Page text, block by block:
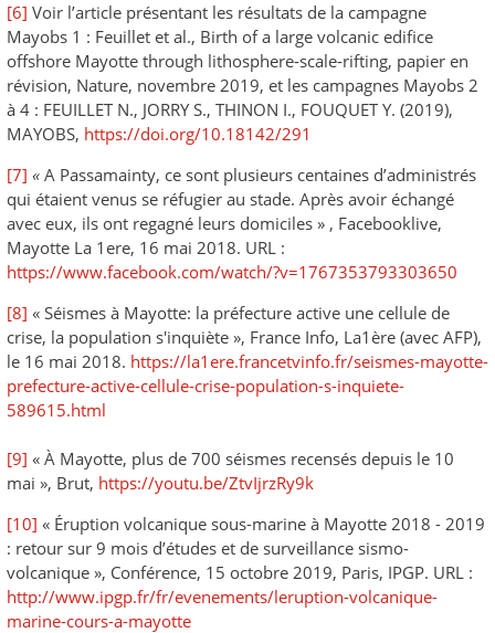
[6] Voir l’article présentant les résultats de la campagne
Mayobs 1 : Feuillet et al., Birth of a large volcanic edifice
offshore Mayotte through lithosphere-scale-rifting, papier en
révision, Nature, novembre 2019, et les campagnes Mayobs 2
à 4 : FEUILLET N., JORRY S., THINON I., FOUQUET Y. (2019),
MAYOBS, https://doi.org/10.18142/291
[7] « A Passamainty, ce sont plusieurs centaines d’administrés
qui étaient venus se réfugier au stade. Après avoir échangé
avec eux, ils ont regagné leurs domiciles » , Facebooklive,
Mayotte La 1ere, 16 mai 2018. URL :
https://www.facebook.com/watch/?v=1767353793303650
[8] « Séismes à Mayotte: la préfecture active une cellule de
crise, la population s'inquiète », France Info, La1ère (avec AFP),
le 16 mai 2018. https://la1ere.francetvinfo.fr/seismes-mayotte-
prefecture-active-cellule-crise-population-s-inquiete-
589615.html
[9] « À Mayotte, plus de 700 séismes recensés depuis le 10
mai », Brut, https://youtu.be/ZtvIjrzRy9k
[10] « Éruption volcanique sous-marine à Mayotte 2018 - 2019
: retour sur 9 mois d’études et de surveillance sismo-
volcanique », Conférence, 15 octobre 2019, Paris, IPGP. URL :
http://www.ipgp.fr/fr/evenements/leruption-volcanique-
marine-cours-a-mayotte